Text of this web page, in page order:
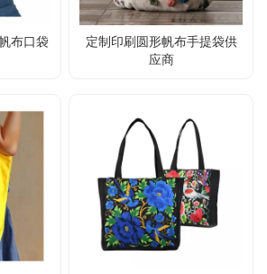
布口袋
定制印刷圆形帆布手提袋供
应商